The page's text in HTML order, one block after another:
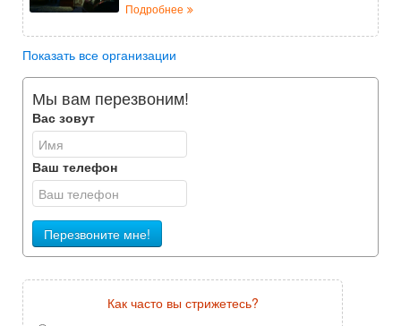
Подробнее
Показать все организации
Мы вам перезвоним!
Вас зовут
Ваш телефон
Перезвоните мне!
Как часто вы стрижетесь?